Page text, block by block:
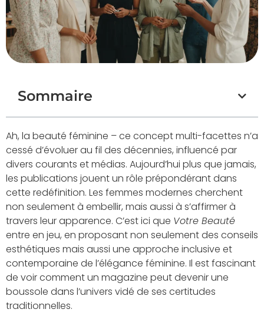
Sommaire
Ah, la beauté féminine – ce concept multi-facettes n’a
cessé d’évoluer au fil des décennies, influencé par
divers courants et médias. Aujourd’hui plus que jamais,
les publications jouent un rôle prépondérant dans
cette redéfinition. Les femmes modernes cherchent
non seulement à embellir, mais aussi à s’affirmer à
travers leur apparence. C’est ici que Votre Beauté
entre en jeu, en proposant non seulement des conseils
esthétiques mais aussi une approche inclusive et
contemporaine de l’élégance féminine. Il est fascinant
de voir comment un magazine peut devenir une
boussole dans l’univers vidé de ses certitudes
traditionnelles.